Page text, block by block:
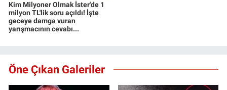
Kim Milyoner Olmak İster'de 1
milyon TL'lik soru açıldı! İşte
geceye damga vuran
yarışmacının cevabı...
Öne Çıkan Galeriler